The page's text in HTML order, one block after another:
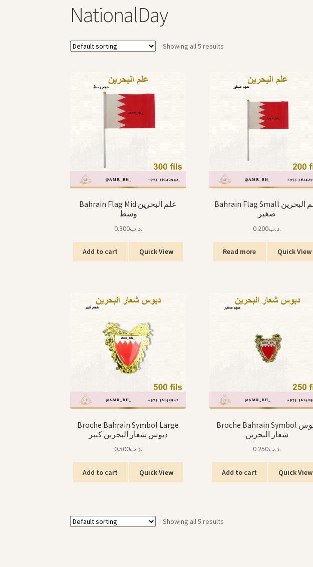
NationalDay
Showing all 5 results
Bahrain Flag Mid علم البحرين
وسط
.د.ب0.300
Add to cart Quick View
Bahrain Flag Small علم البحرين
صغير
.د.ب0.200
Read more Quick View
Broche Bahrain Symbol Large
دبوس شعار البحرين كبير
.د.ب0.500
Add to cart Quick View
Broche Bahrain Symbol دبوس
شعار البحرين
.د.ب0.250
Add to cart Quick View
Showing all 5 results